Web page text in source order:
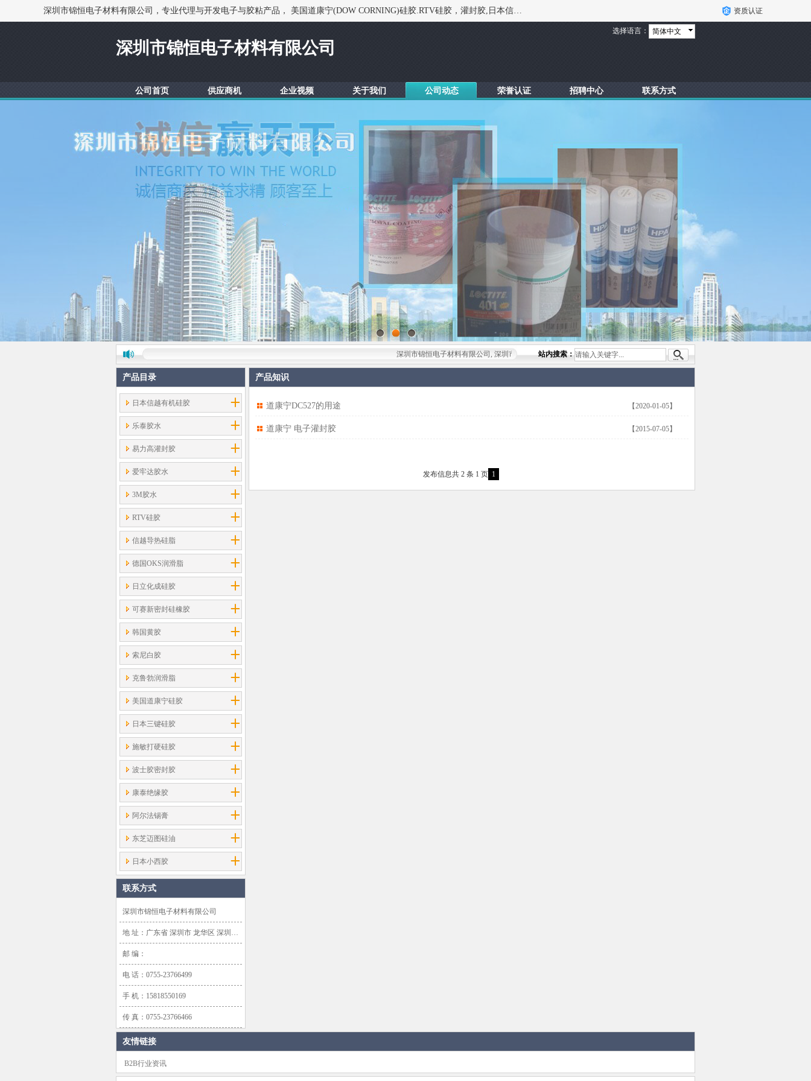
深圳市锦恒电子材料有限公司，专业代理与开发电子与胶粘产品， 美国道康宁(DOW CORNING)硅胶.RTV硅胶，灌封胶,日本信越(ShinEtsu)， 美国通用/东芝(GE/Toshiba)，美国HUMISEAL防潮绝缘胶， 日本小西(KONISHI)胶粘剂，3M,三键，乐泰，日本施敏打硬(CEMEDINE)硅胶，等众多进口品牌. 资质认证
简体中文
选择语言：
深圳市锦恒电子材料有限公司
公司首页 供应商机 企业视频 关于我们 公司动态 荣誉认证 招聘中心 联系方式
深圳市锦恒电子材料有限公司, 深圳市锦恒电子材料有限公司，专业代理与开发电子与胶粘产品， 美国道康宁(DOW CORNING)硅
站内搜索：
产品目录
日本信越有机硅胶
乐泰胶水
易力高灌封胶
爱牢达胶水
3M胶水
RTV硅胶
信越导热硅脂
德国OKS润滑脂
日立化成硅胶
可赛新密封硅橡胶
韩国黄胶
索尼白胶
克鲁勃润滑脂
美国道康宁硅胶
日本三键硅胶
施敏打硬硅胶
波士胶密封胶
康泰绝缘胶
阿尔法锡膏
东芝迈图硅油
日本小西胶
联系方式
深圳市锦恒电子材料有限公司
地 址：广东省 深圳市 龙华区 深圳市龙华新区大浪办事处浪口社区华盛路134号雍景轩商业大厦1638号
邮 编：
电 话：0755-23766499
手 机：15818550169
传 真：0755-23766466
产品知识
道康宁DC527的用途 【2020-01-05】
道康宁 电子灌封胶 【2015-07-05】
发布信息共 2 条 1 页 1
友情链接
B2B行业资讯